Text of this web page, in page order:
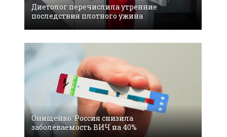
Диетолог перечислила утренние
последствия плотного ужина
Онищенко: Россия снизила
заболеваемость ВИЧ на 40%